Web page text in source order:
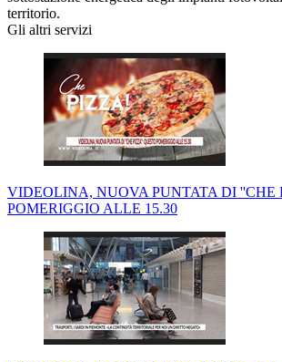
territorio.
Gli altri servizi
VIDEOLINA, NUOVA PUNTATA DI ''CHE
POMERIGGIO ALLE 15.30